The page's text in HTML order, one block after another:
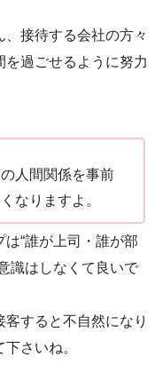
接待する会社の方々
を過ごせるように努力
人間関係を事前
なりますよ。
“誰が上司・誰が部
識はしなくて良いで
すると不自然になり
さいね。